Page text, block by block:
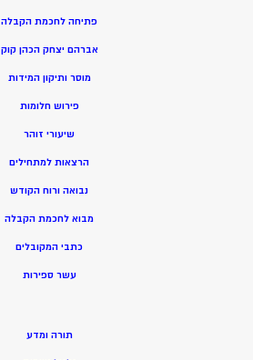
פתיחה לחכמת הקבלה
אברהם יצחק הכהן קוק
מוסר ותיקון המידות
פירוש חלומות
שיעורי זוהר
הרצאות למתחילים
נבואה ורוח הקודש
מבוא לחכמת הקבלה
כתבי המקובלים
עשר ספירות
תורה ומדע